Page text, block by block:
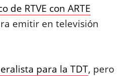
de RTVE con ARTE
emitir en televisión
para la TDT, pero